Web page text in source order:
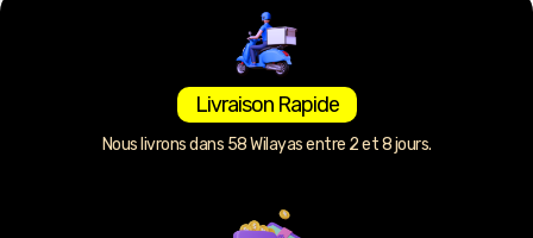
Livraison Rapide
Nous livrons dans 58 Wilayas entre 2 et 8 jours.